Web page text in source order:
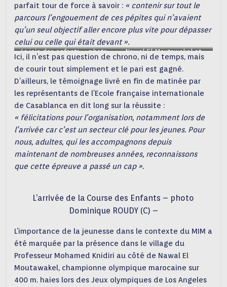
parfait tour de force à savoir : « contenir sur tout le
parcours l’engouement de ces pépites qui n’avaient
qu’un seul objectif aller encore plus vite pour dépasser
celui ou celle qui était devant ».
La joie des enfants – photo
Dominique ROUDY (C) –
Nawal El Moutawakel et
Mohamed Knidiri – photo
Dominiqeu ROUDY (C)
Ici, il n’est pas question de chrono, ni de temps, mais
de courir tout simplement et le pari est gagné.
D’ailleurs, le témoignage livré en fin de matinée par
les représentants de l’Ecole française internationale
de Casablanca en dit long sur la réussite :
« félicitations pour l’organisation, notamment lors de
l’arrivée car c’est un secteur clé pour les jeunes. Pour
nous, adultes, qui les accompagnons depuis
maintenant de nombreuses années, reconnaissons
que cette épreuve a passé un cap ».
L’arrivée de la Course des Enfants – photo
Dominique ROUDY (C) –
L’importance de la jeunesse dans le contexte du MIM a
été marquée par la présence dans le village du
Professeur Mohamed Knidiri au côté de Nawal El
Moutawakel, championne olympique marocaine sur
400 m. haies lors des Jeux olympiques de Los Angeles